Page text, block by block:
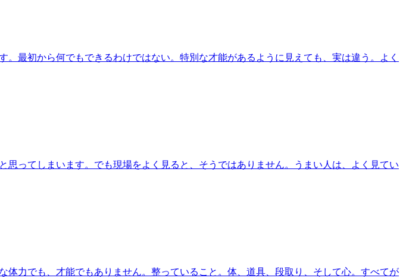
最初から何でもできるわけではない。特別な才能があるように見えても、実は違う。よく
ってしまいます。でも現場をよく見ると、そうではありません。うまい人は、よく見てい
力でも、才能でもありません。整っていること。体、道具、段取り、そして心。すべてが